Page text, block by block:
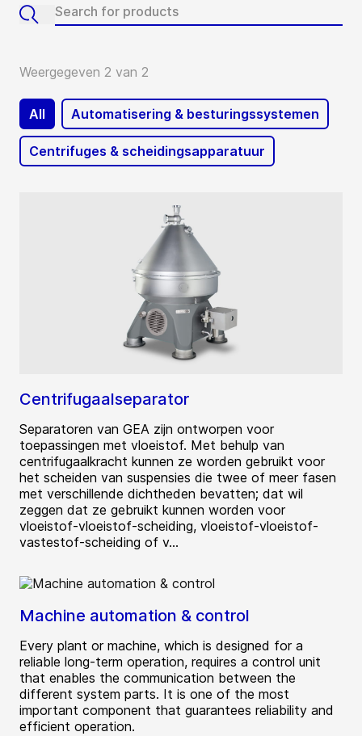
Weergegeven 2 van 2
All Automatisering & besturingssystemen
Centrifuges & scheidingsapparatuur
Centrifugaalseparator
Separatoren van GEA zijn ontworpen voor
toepassingen met vloeistof. Met behulp van
centrifugaalkracht kunnen ze worden gebruikt voor
het scheiden van suspensies die twee of meer fasen
met verschillende dichtheden bevatten; dat wil
zeggen dat ze gebruikt kunnen worden voor
vloeistof-vloeistof-scheiding, vloeistof-vloeistof-
vastestof-scheiding of v...
Machine automation & control
Every plant or machine, which is designed for a
reliable long-term operation, requires a control unit
that enables the communication between the
different system parts. It is one of the most
important component that guarantees reliability and
efficient operation.